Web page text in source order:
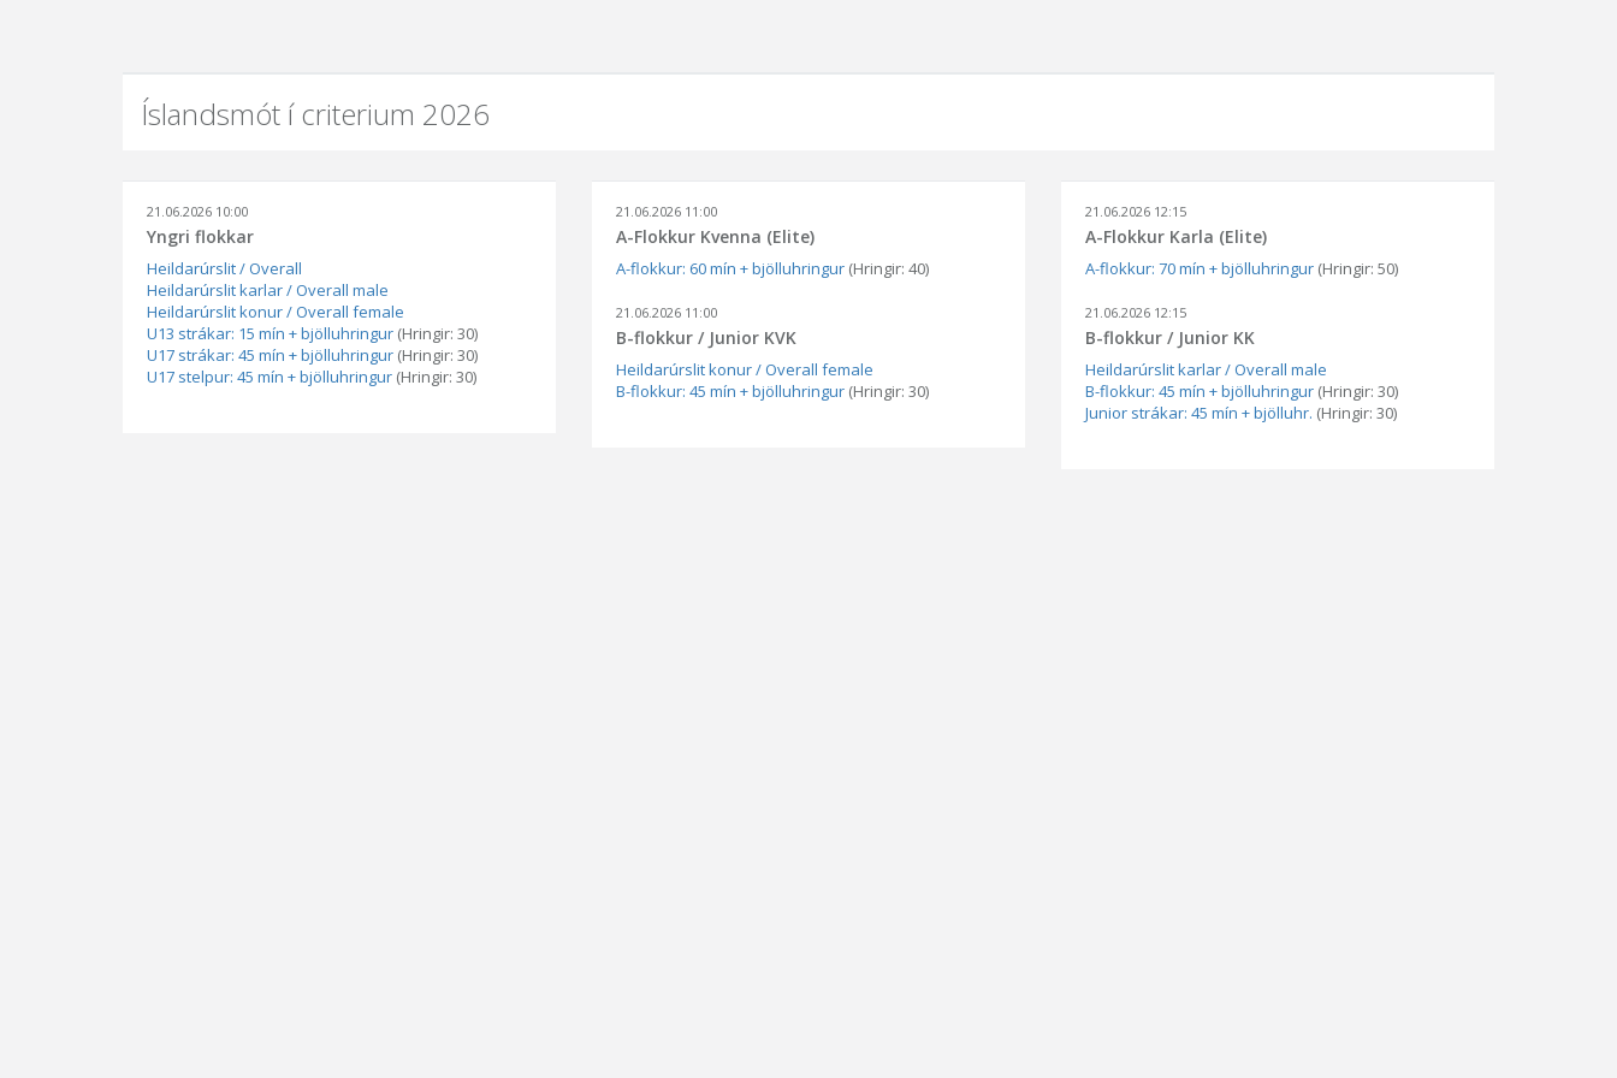
Íslandsmót í criterium 2026
21.06.2026 10:00
Yngri flokkar
Heildarúrslit / Overall
Heildarúrslit karlar / Overall male
Heildarúrslit konur / Overall female
U13 strákar: 15 mín + bjölluhringur (Hringir: 30)
U17 strákar: 45 mín + bjölluhringur (Hringir: 30)
U17 stelpur: 45 mín + bjölluhringur (Hringir: 30)
21.06.2026 11:00
A-Flokkur Kvenna (Elite)
A-flokkur: 60 mín + bjölluhringur (Hringir: 40)
21.06.2026 11:00
B-flokkur / Junior KVK
Heildarúrslit konur / Overall female
B-flokkur: 45 mín + bjölluhringur (Hringir: 30)
21.06.2026 12:15
A-Flokkur Karla (Elite)
A-flokkur: 70 mín + bjölluhringur (Hringir: 50)
21.06.2026 12:15
B-flokkur / Junior KK
Heildarúrslit karlar / Overall male
B-flokkur: 45 mín + bjölluhringur (Hringir: 30)
Junior strákar: 45 mín + bjölluhr. (Hringir: 30)